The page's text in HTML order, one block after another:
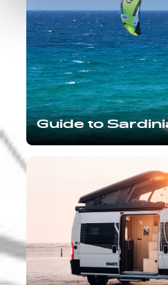
werden. Klicken Sie auf
notwendigen Cookies auf der
den störungsfreien Betrieb der
Ermöglichung der
Guide to